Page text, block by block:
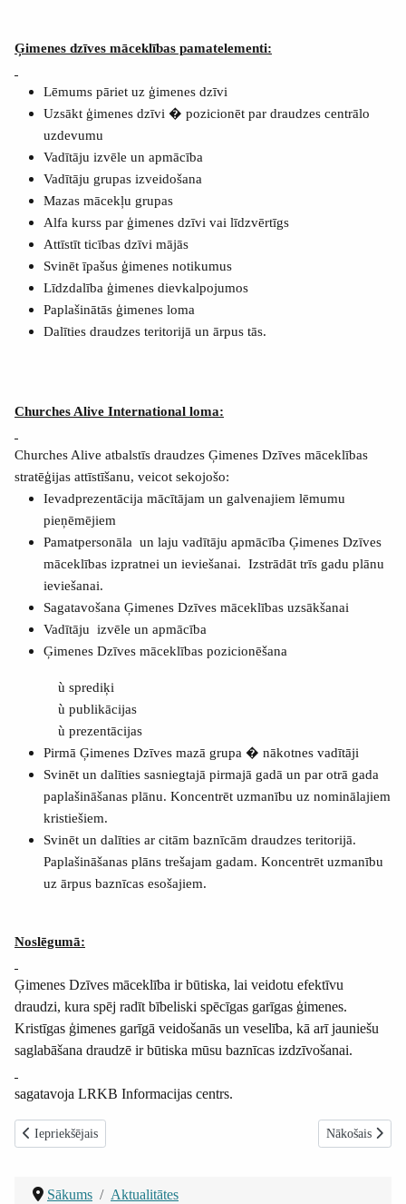
Ģimenes dzīves māceklības pamatelementi:
Lēmums pāriet uz ģimenes dzīvi
Uzsākt ģimenes dzīvi � pozicionēt par draudzes centrālo
uzdevumu
Vadītāju izvēle un apmācība
Vadītāju grupas izveidošana
Mazas mācekļu grupas
Alfa kurss par ģimenes dzīvi vai līdzvērtīgs
Attīstīt ticības dzīvi mājās
Svinēt īpašus ģimenes notikumus
Līdzdalība ģimenes dievkalpojumos
Paplašinātās ģimenes loma
Dalīties draudzes teritorijā un ārpus tās.
Churches Alive International loma:
Churches Alive atbalstīs draudzes Ģimenes Dzīves māceklības
stratēģijas attīstīšanu, veicot sekojošo:
Ievadprezentācija mācītājam un galvenajiem lēmumu
pieņēmējiem
Pamatpersonāla un laju vadītāju apmācība Ģimenes Dzīves
māceklības izpratnei un ieviešanai. Izstrādāt trīs gadu plānu
ieviešanai.
Sagatavošana Ģimenes Dzīves māceklības uzsākšanai
Vadītāju izvēle un apmācība
Ģimenes Dzīves māceklības pozicionēšana
ù sprediķi
ù publikācijas
ù prezentācijas
Pirmā Ģimenes Dzīves mazā grupa � nākotnes vadītāji
Svinēt un dalīties sasniegtajā pirmajā gadā un par otrā gada
paplašināšanas plānu. Koncentrēt uzmanību uz nominālajiem
kristiešiem.
Svinēt un dalīties ar citām baznīcām draudzes teritorijā.
Paplašināšanas plāns trešajam gadam. Koncentrēt uzmanību
uz ārpus baznīcas esošajiem.
Noslēgumā:
Ģimenes Dzīves māceklība ir būtiska, lai veidotu efektīvu
draudzi, kura spēj radīt bībeliski spēcīgas garīgas ģimenes.
Kristīgas ģimenes garīgā veidošanās un veselība, kā arī jauniešu
saglabāšana draudzē ir būtiska mūsu baznīcas izdzīvošanai.
sagatavoja LRKB Informacijas centrs.
Iepriekšējais raksts: Jauniešu un ģimenes dzīves seminārs
Iepriekšējais Nākamais
Nākošais
Sākums
Aktualitātes